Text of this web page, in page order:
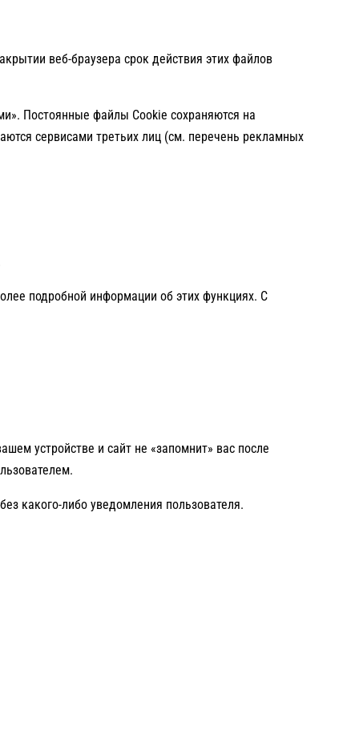
веб-браузера срок действия этих файлов
Постоянные файлы Cookie сохраняются на
сервисами третьих лиц (см. перечень рекламных
подробной информации об этих функциях. С
устройстве и сайт не «запомнит» вас после
какого-либо уведомления пользователя.